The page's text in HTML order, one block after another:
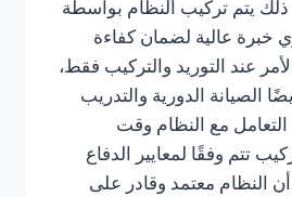
ذلك يتم تركيب النظام بواسطة
خبرة عالية لضمان كفاءة
عند التوريد والتركيب فقط،
الصيانة الدورية والتدريب
التعامل مع النظام وقت
تتم وفقًا لمعايير الدفاع
النظام معتمد وقادر على